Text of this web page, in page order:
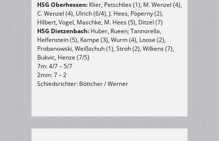
HSG Oberhessen: Klier, Petschlies (1), M. Wenzel (4),
C. Wenzel (4), Ulrich (6/4), J. Hees, Pöperny (2),
Hilbert, Vogel, Maschke, M. Hees (5), Ditzel (7)
HSG Dietzenbach: Huber, Rueen; Tannorella,
Helfenstein (5), Kampe (3), Wurm (4), Loose (2),
Probanowski, Weißschuh (1), Stroh (2), Wilkens (7),
Bukvic, Henze (7/5)
7m: 4/7 – 5/7
2min: 7 – 2
Schiedsrichter: Böttcher / Werner